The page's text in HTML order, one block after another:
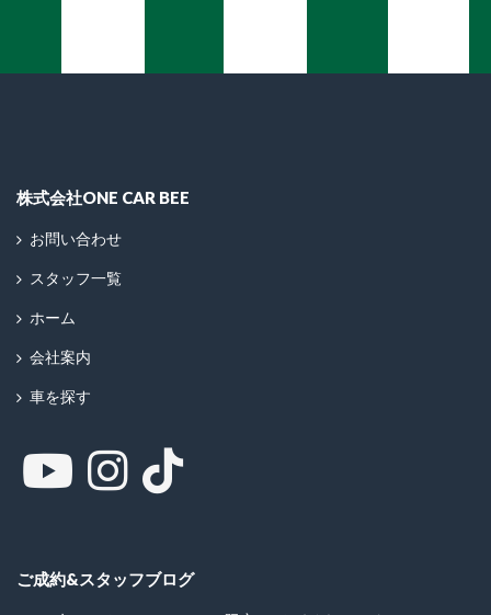
株式会社ONE CAR BEE
お問い合わせ
スタッフ一覧
ホーム
会社案内
車を探す
ご成約&スタッフブログ